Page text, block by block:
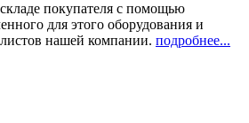
покупателя с помощью
для этого оборудования и
нашей компании. подробнее...